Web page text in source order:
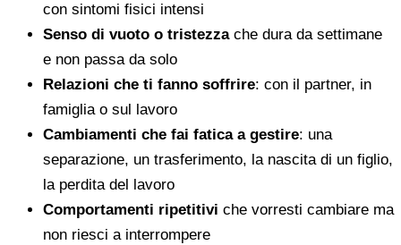
con sintomi fisici intensi
Senso di vuoto o tristezzache dura da settimane
e non passa da solo
Relazioni che ti fanno soffrire: con il partner, in
famiglia o sul lavoro
Cambiamenti che fai fatica a gestire: una
separazione, un trasferimento, la nascita di un figlio,
la perdita del lavoro
Comportamenti ripetitivi che vorresti cambiare ma
non riesci a interrompere